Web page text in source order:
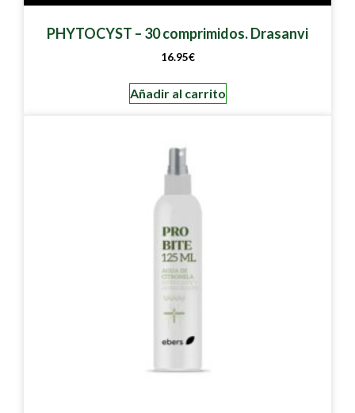
PHYTOCYST – 30 comprimidos. Drasanvi
16.95€
Añadir al carrito